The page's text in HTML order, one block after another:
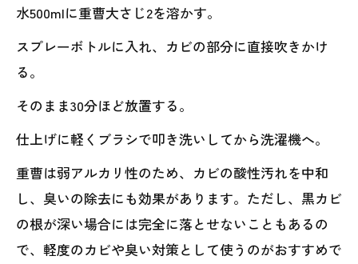
水500mlに重曹大さじ2を溶かす。
スプレーボトルに入れ、カビの部分に直接吹きかけ
る。
そのまま30分ほど放置する。
仕上げに軽くブラシで叩き洗いしてから洗濯機へ。
重曹は弱アルカリ性のため、カビの酸性汚れを中和
し、臭いの除去にも効果があります。ただし、黒カビ
の根が深い場合には完全に落とせないこともあるの
で、軽度のカビや臭い対策として使うのがおすすめで